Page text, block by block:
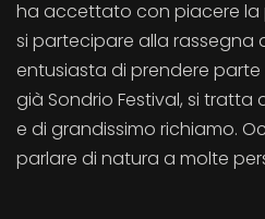
ha accettato con piacere la
si partecipare alla rassegna
entusiasta di prendere
già Sondrio Festival, si
e di grandissimo richiamo.
parlare di natura a molte